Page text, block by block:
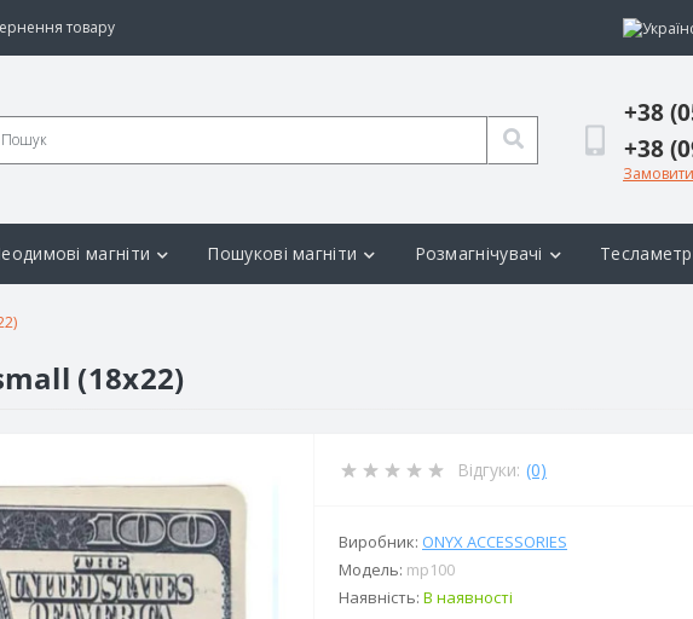
товару
+38
+38
магніти Пошукові магніти Розмагнічувачі
(18x22)
Відгуки: (0)
Виробник: ONYX ACCESSORIES
Модель: mp100
Наявність: В наявності